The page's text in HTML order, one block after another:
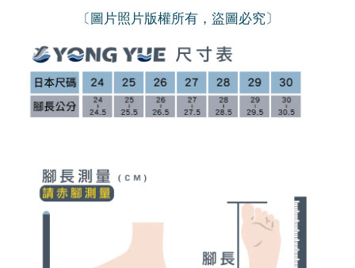
〔圖片照片版權所有，盜圖必究〕